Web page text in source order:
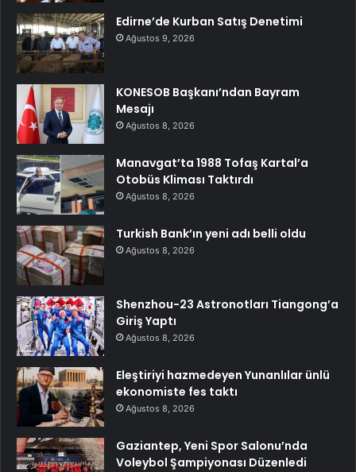
Edirne’de Kurban Satış Denetimi
Ağustos 9, 2026
KONESOB Başkanı’ndan Bayram
Mesajı
Ağustos 8, 2026
Manavgat’ta 1988 Tofaş Kartal’a
Otobüs Kliması Taktırdı
Ağustos 8, 2026
Turkish Bank’ın yeni adı belli oldu
Ağustos 8, 2026
Shenzhou-23 Astronotları Tiangong’a
Giriş Yaptı
Ağustos 8, 2026
Eleştiriyi hazmedeyen Yunanlılar ünlü
ekonomiste fes taktı
Ağustos 8, 2026
Gaziantep, Yeni Spor Salonu’nda
Voleybol Şampiyonası Düzenledi